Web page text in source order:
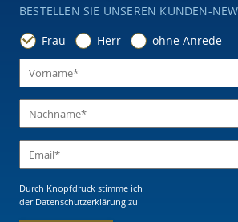
BESTELLEN SIE UNSEREN KUNDEN-
Frau
Herr ohne Anrede
Durch Knopfdruck stimme ich
der Datenschutzerklärung zu